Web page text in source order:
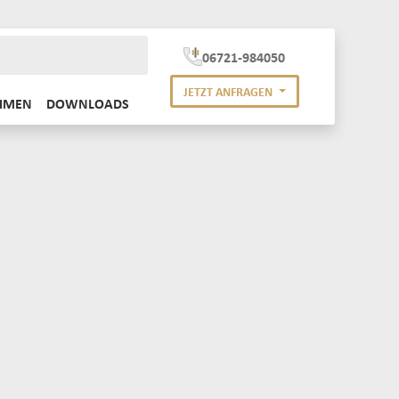
DOWNLOADS
06721-984050
JETZT ANFRAGEN